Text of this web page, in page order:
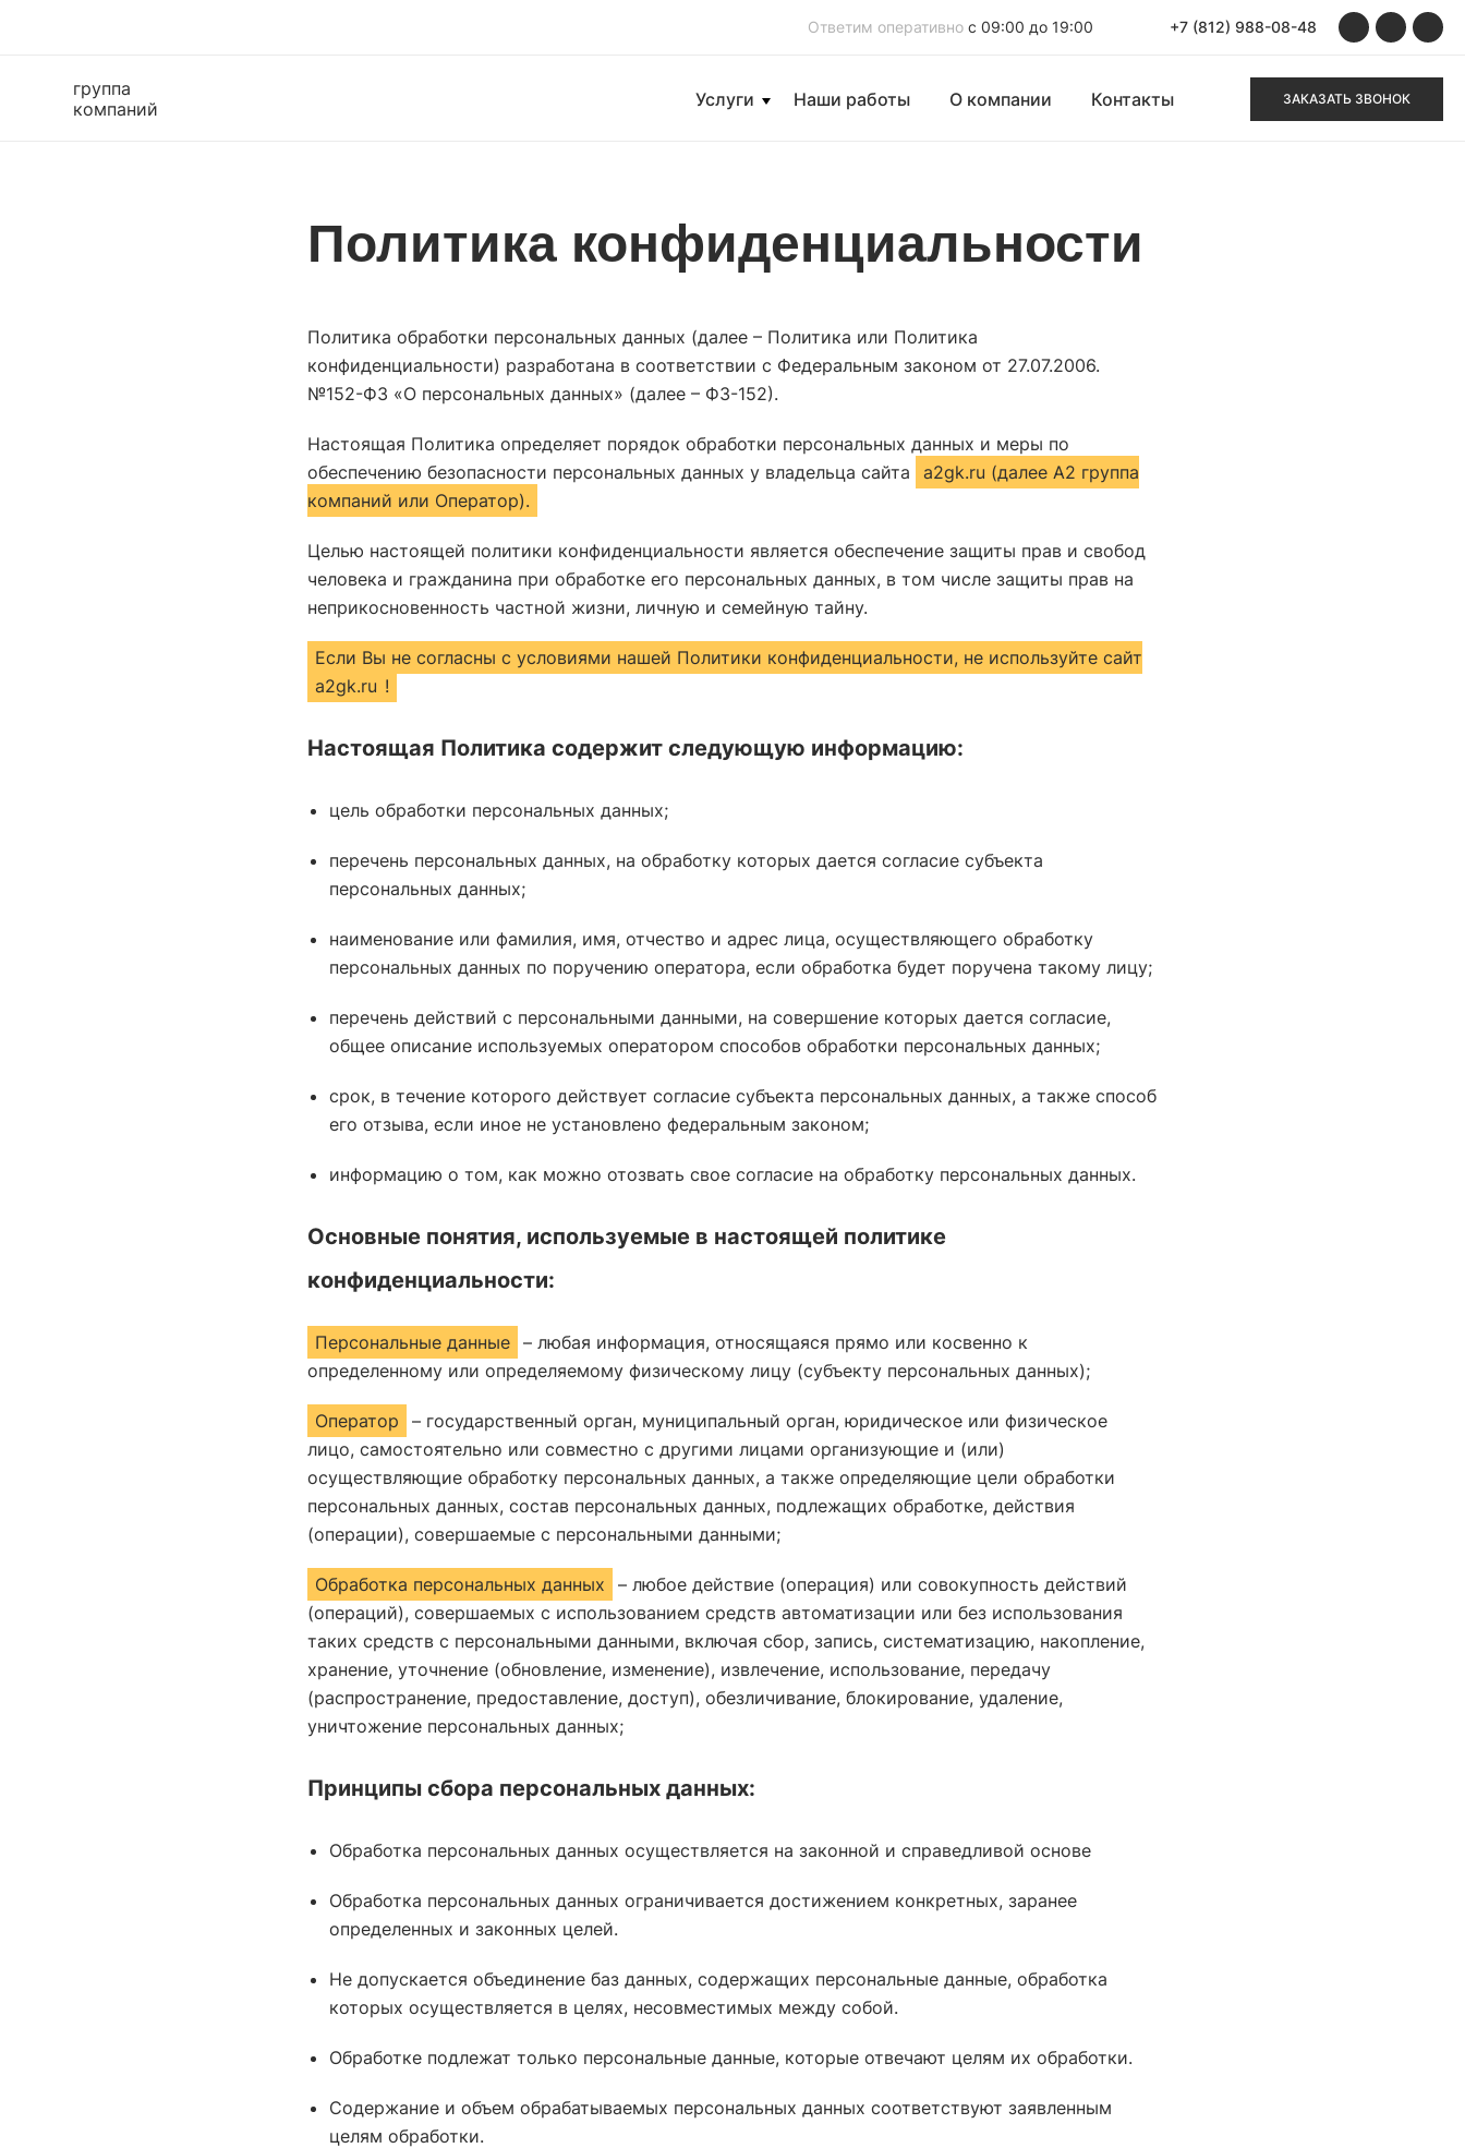
Ответим оперативно с 09:00 до 19:00 +7 (812) 988-08-48
группа
компаний
Услуги
учреждений
Ремонт поликлиник
Ремонт библиотек
Ремонт больниц
Ремонт гостиниц
Ремонт ресторанов, кафе
Ремонт салонов красоты
Ремонт складов
Наши работы О компании Контакты ЗАКАЗАТЬ ЗВОНОК
Политика конфиденциальности
Политика обработки персональных данных (далее – Политика или Политика
конфиденциальности) разработана в соответствии с Федеральным законом от 27.07.2006.
№152-ФЗ «О персональных данных» (далее – ФЗ-152).
Настоящая Политика определяет порядок обработки персональных данных и меры по
обеспечению безопасности персональных данных у владельца сайта
a2gk.ru (далее А2 группа
компаний или Оператор).
Целью настоящей политики конфиденциальности является обеспечение защиты прав и свобод
человека и гражданина при обработке его персональных данных, в том числе защиты прав на
неприкосновенность частной жизни, личную и семейную тайну.
Если Вы не согласны с условиями нашей Политики конфиденциальности, не используйте сайт
a2gk.ru !
Настоящая Политика содержит следующую информацию:
цель обработки персональных данных;
перечень персональных данных, на обработку которых дается согласие субъекта
персональных данных;
наименование или фамилия, имя, отчество и адрес лица, осуществляющего обработку
персональных данных по поручению оператора, если обработка будет поручена такому лицу;
перечень действий с персональными данными, на совершение которых дается согласие,
общее описание используемых оператором способов обработки персональных данных;
срок, в течение которого действует согласие субъекта персональных данных, а также способ
его отзыва, если иное не установлено федеральным законом;
информацию о том, как можно отозвать свое согласие на обработку персональных данных.
Основные понятия, используемые в настоящей политике
конфиденциальности:
Персональные данные – любая информация, относящаяся прямо или косвенно к
определенному или определяемому физическому лицу (субъекту персональных данных);
Оператор
– государственный орган, муниципальный орган, юридическое или физическое
лицо, самостоятельно или совместно с другими лицами организующие и (или)
осуществляющие обработку персональных данных, а также определяющие цели обработки
персональных данных, состав персональных данных, подлежащих обработке, действия
(операции), совершаемые с персональными данными;
Обработка персональных данных
– любое действие (операция) или совокупность действий
(операций), совершаемых с использованием средств автоматизации или без использования
таких средств с персональными данными, включая сбор, запись, систематизацию, накопление,
хранение, уточнение (обновление, изменение), извлечение, использование, передачу
(распространение, предоставление, доступ), обезличивание, блокирование, удаление,
уничтожение персональных данных;
Принципы сбора персональных данных:
Обработка персональных данных осуществляется на законной и справедливой основе
Обработка персональных данных ограничивается достижением конкретных, заранее
определенных и законных целей.
Не допускается объединение баз данных, содержащих персональные данные, обработка
которых осуществляется в целях, несовместимых между собой.
Обработке подлежат только персональные данные, которые отвечают целям их обработки.
Содержание и объем обрабатываемых персональных данных соответствуют заявленным
целям обработки.